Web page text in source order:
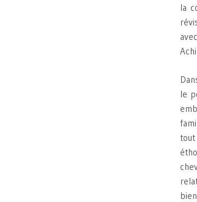
la
le
tout